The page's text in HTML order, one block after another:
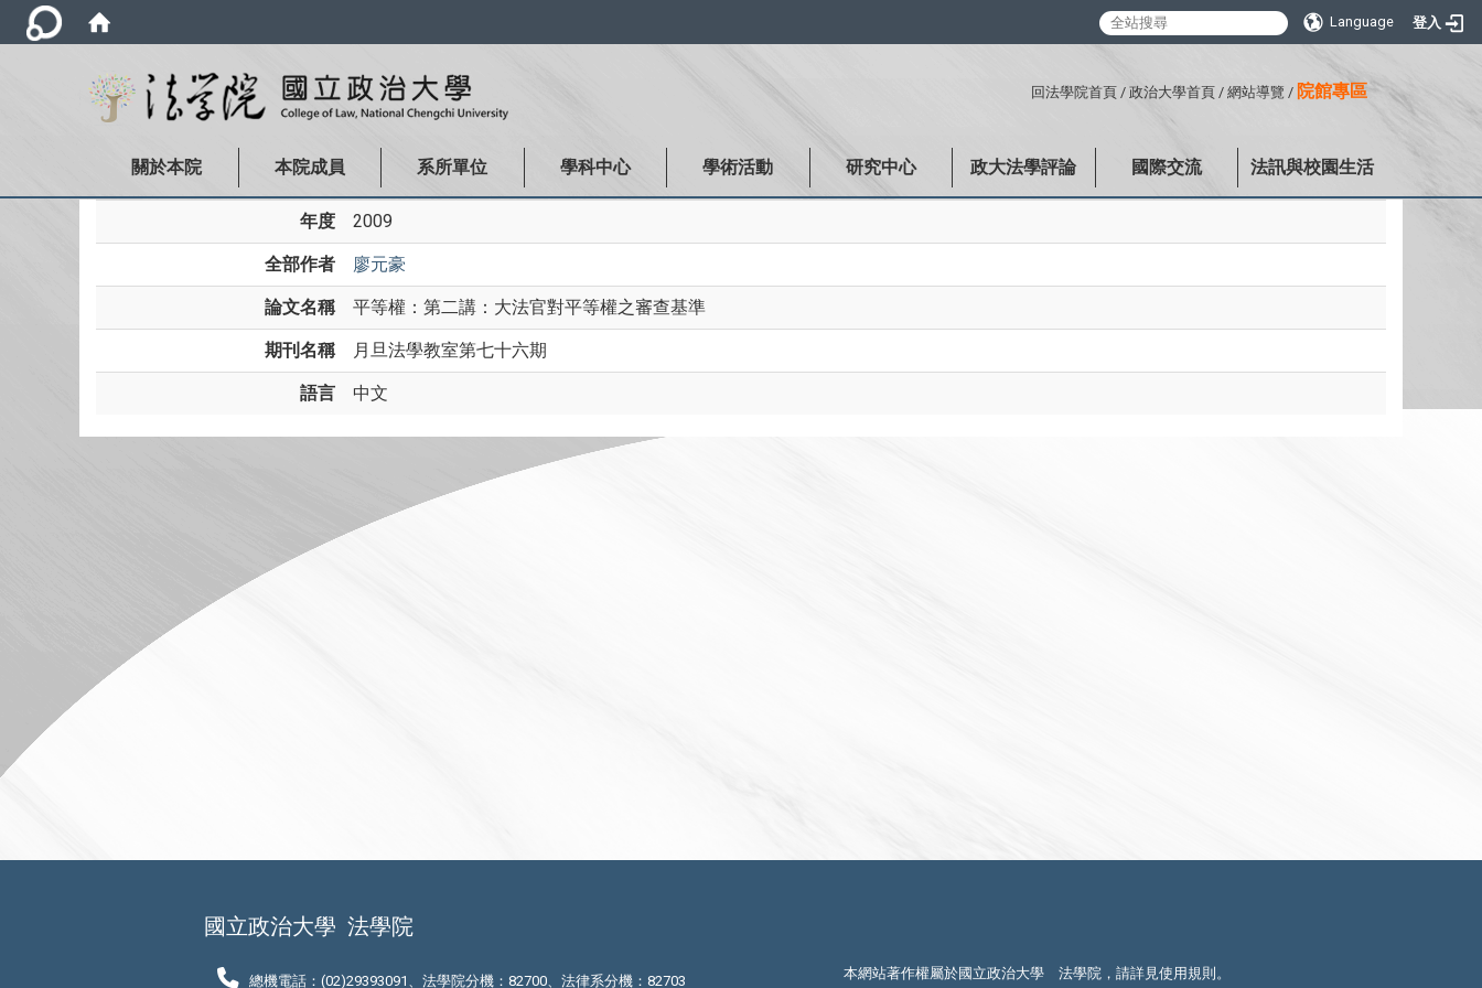
Language 登入
回法學院首頁 / 政治大學首頁 / 網站導覽 / 院館專區
關於本院 本院成員 系所單位 學科中心 學術活動 研究中心 政大法學評論 國際交流 法訊與校園生活
年度 2009
全部作者 廖元豪
論文名稱 平等權：第二講：大法官對平等權之審查基準
期刊名稱 月旦法學教室第七十六期
語言 中文
國立政治大學 法學院
總機電話：(02)29393091、法學院分機：82700、法律系分機：82703 本網站著作權屬於國立政治大學 法學院，請詳見使用規則 。